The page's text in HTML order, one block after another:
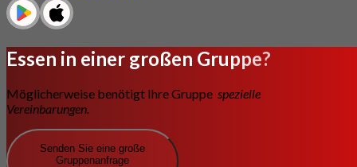
Essen in einer großen Gruppe?
Möglicherweise benötigt Ihre Gruppe spezielle
Vereinbarungen.
Senden Sie eine große
Gruppenanfrage